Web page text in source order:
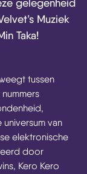
gelegenheid
Muziek
Taka!
tussen
van
elektronische
door
Kero Kero